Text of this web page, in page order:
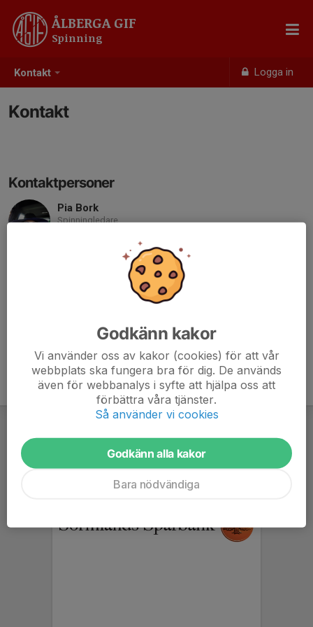
Kontakt Logga in
ÅLBERGA GIF
Spinning
Kontakt
Kontaktpersoner
Pia Bork
Spinningledare
Mobil visas bara för inloggade
Godkänn kakor
Vi använder oss av kakor (cookies) för att vår
webbplats ska fungera bra för dig. De används
även för webbanalys i syfte att hjälpa oss att
förbättra våra tjänster.
Så använder vi cookies
Godkänn alla kakor
Bara nödvändiga